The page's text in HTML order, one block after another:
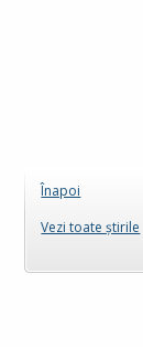
Înapoi
Vezi toate ştirile